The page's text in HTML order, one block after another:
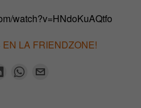
watch?v=HNdoKuAQtfo
EN LA FRIENDZONE!